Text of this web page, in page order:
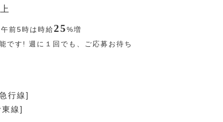
前5時は時給25%増
です! 週に１回でも、ご応募お待ち
行線]
線]